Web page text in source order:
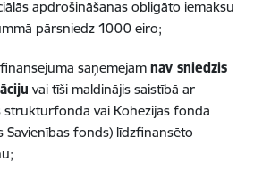
apdrošināšanas obligāto iemaksu
pārsniedz 1000 eiro;
saņēmējam nav sniedzis
vai tīši maldinājis saistībā ar
struktūrfonda vai Kohēzijas fonda
Savienības fonds) līdzfinansēto